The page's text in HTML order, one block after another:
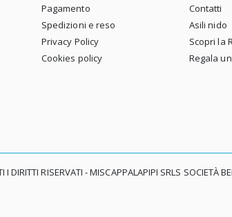
Quando
Pagamento
Spedizioni e reso
Privacy Policy
Cookies policy
Contatti
Asili nido
Scopri la
Regala
I DIRITTI RISERVATI - MISCAPPALAPIPI SRLS SOCIETÀ